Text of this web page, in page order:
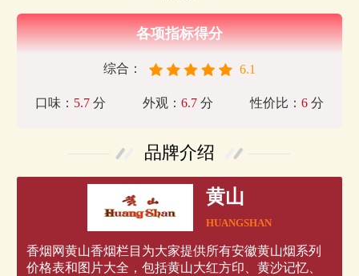
各项指标得分
综合： 6.1
口味： 5.7分 外观： 6.7 分 性价比：6 分
品牌介绍
黄山
HUANGSHAN
香烟网黄山香烟栏目为大家提供所有安徽黄山烟系列
价格表和图片大全，包括黄山大红方印、黄沙记忆、